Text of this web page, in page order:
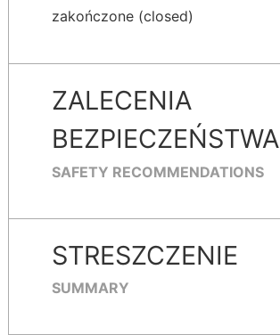
zakończone (closed)
ZALECENIA
BEZPIECZEŃSTWA
SAFETY RECOMMENDATIONS
STRESZCZENIE
SUMMARY